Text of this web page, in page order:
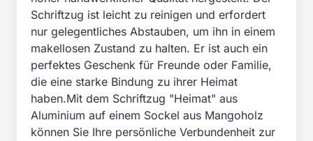
Schriftzug ist leicht zu reinigen und erfordert
nur gelegentliches Abstauben, um ihn in einem
makellosen Zustand zu halten. Er ist auch ein
perfektes Geschenk für Freunde oder Familie,
die eine starke Bindung zu ihrer Heimat
haben.Mit dem Schriftzug "Heimat" aus
Aluminium auf einem Sockel aus Mangoholz
können Sie Ihre persönliche Verbundenheit zur